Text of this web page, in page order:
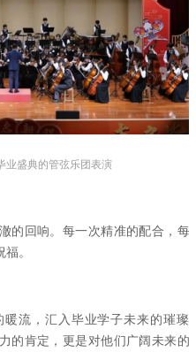
业盛典的管弦乐团表演
的回响。每一次精准的配合，每
。
流，汇入毕业学子未来的璀璨
的肯定，更是对他们广阔未来的